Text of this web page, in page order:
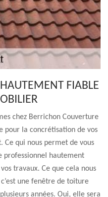
FIABLE
chez Berrichon Couverture
pour la concrétisation de vos
Ce qui nous permet de vous
professionnel hautement
travaux. Ce que cela nous
une fenêtre de toiture
années. Oui, elle sera